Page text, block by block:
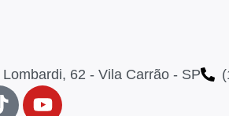
62 - Vila Carrão - SP